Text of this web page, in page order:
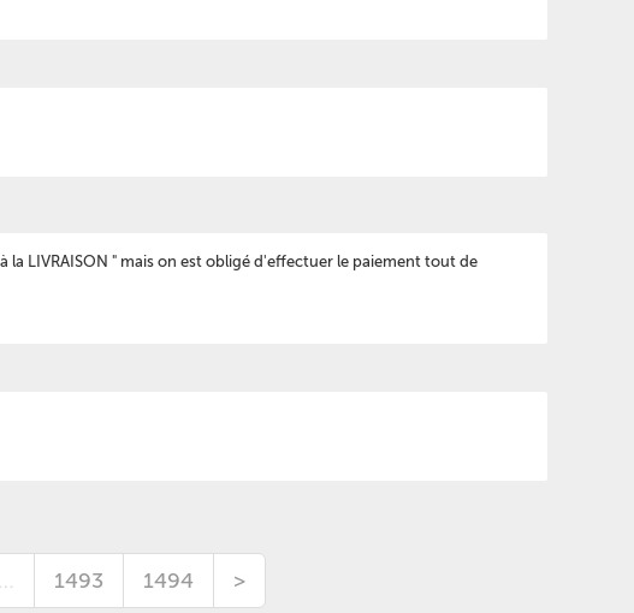
LIVRAISON " mais on est obligé d'effectuer le paiement tout de
… 1493 1494 >